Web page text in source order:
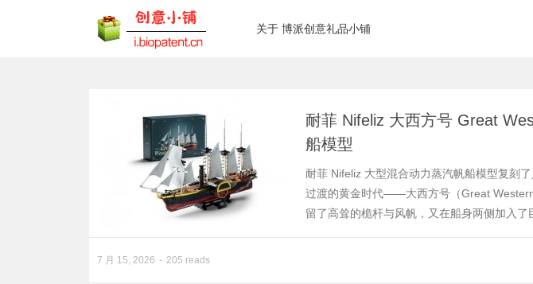
关于 博派创意礼品小铺
耐菲 Nifeliz 大西方号 Great
船模型
耐菲 Nifeliz 大型混合动力蒸汽帆船模型复刻了
过渡的黄金时代——大西方号（Great
留了高耸的桅杆与风帆，又在船身两侧加入了
7 月 15, 2026 205 reads